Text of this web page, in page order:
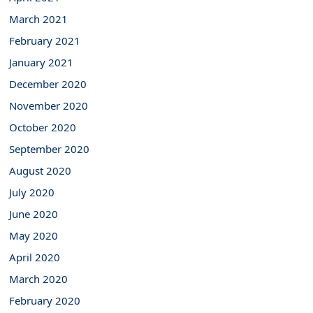
March 2021
February 2021
January 2021
December 2020
November 2020
October 2020
September 2020
August 2020
July 2020
June 2020
May 2020
April 2020
March 2020
February 2020